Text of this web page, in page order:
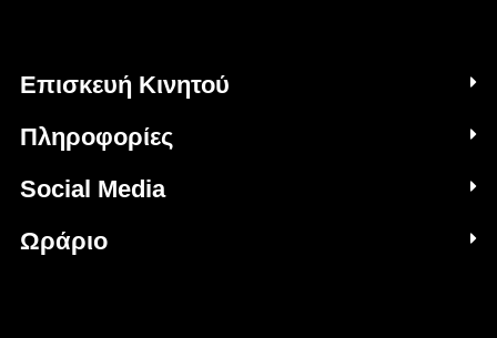
Επισκευή Κινητού
Πληροφορίες
Social Media
Ωράριο